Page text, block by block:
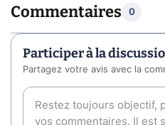
Commentaires 0
Participer à la
Partagez votre avis avec la